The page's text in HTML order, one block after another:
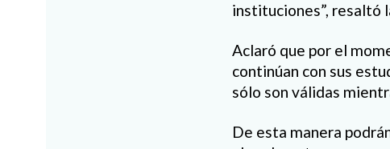
instituciones”, resaltó
Aclaró que por el
continúan con sus
sólo son válidas
De esta manera